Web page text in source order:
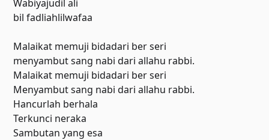
Wabiyajudil ali
bil fadliahlilwafaa
Malaikat memuji bidadari ber seri
menyambut sang nabi dari allahu rabbi.
Malaikat memuji bidadari ber seri
Menyambut sang nabi dari allahu rabbi.
Hancurlah berhala
Terkunci neraka
Sambutan yang esa